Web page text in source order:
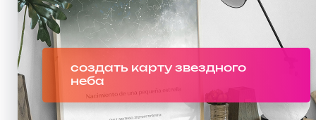
создать карту звездного
неба